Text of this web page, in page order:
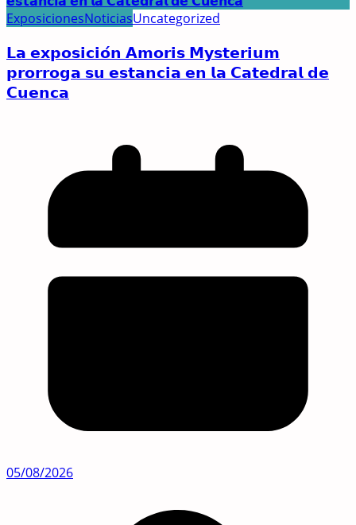
ExposicionesNoticiasUncategorized
𝗟𝗮 𝗲𝘅𝗽𝗼𝘀𝗶𝗰𝗶𝗼́𝗻 𝗔𝗺𝗼𝗿𝗶𝘀 𝗠𝘆𝘀𝘁𝗲𝗿𝗶𝘂𝗺
𝗽𝗿𝗼𝗿𝗿𝗼𝗴𝗮 𝘀𝘂 𝗲𝘀𝘁𝗮𝗻𝗰𝗶𝗮 𝗲𝗻 𝗹𝗮 𝗖𝗮𝘁𝗲𝗱𝗿𝗮𝗹 𝗱𝗲
𝗖𝘂𝗲𝗻𝗰𝗮
05/08/2026